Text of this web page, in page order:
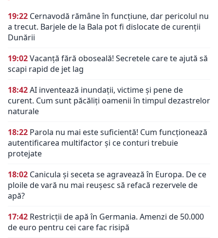
19:22 Cernavodă rămâne în funcțiune, dar pericolul nu
a trecut. Barjele de la Bala pot fi dislocate de curenții
Dunării
19:02Vacanță fără oboseală! Secretele care te ajută să
scapi rapid de jet lag
18:42AI inventează inundații, victime și pene de
curent. Cum sunt păcăliți oamenii în timpul dezastrelor
naturale
18:22 Parola nu mai este suficientă! Cum funcționează
autentificarea multifactor și ce conturi trebuie
protejate
18:02 Canicula și seceta se agravează în Europa. De ce
ploile de vară nu mai reușesc să refacă rezervele de
apă?
17:42 Restricții de apă în Germania. Amenzi de 50.000
de euro pentru cei care fac risipă